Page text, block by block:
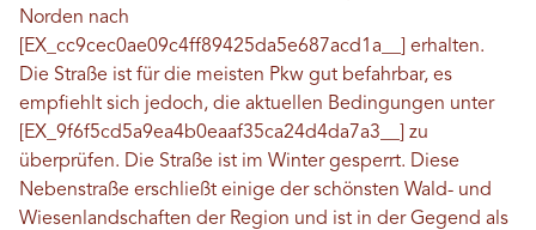
Norden nach
[EX_cc9cec0ae09c4ff89425da5e687acd1a__] erhalten.
Die Straße ist für die meisten Pkw gut befahrbar, es
empfiehlt sich jedoch, die aktuellen Bedingungen unter
[EX_9f6f5cd5a9ea4b0eaaf35ca24d4da7a3__] zu
überprüfen. Die Straße ist im Winter gesperrt. Diese
Nebenstraße erschließt einige der schönsten Wald- und
Wiesenlandschaften der Region und ist in der Gegend als